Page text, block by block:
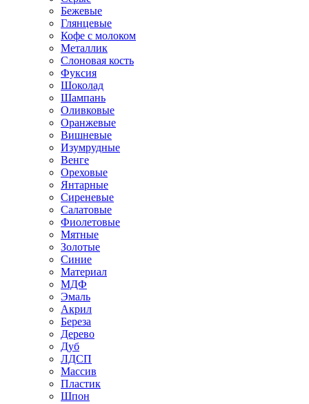
Бежевые
Глянцевые
Кофе с молоком
Металлик
Слоновая кость
Фуксия
Шоколад
Шампань
Оливковые
Оранжевые
Вишневые
Изумрудные
Венге
Ореховые
Янтарные
Сиреневые
Салатовые
Фиолетовые
Мятные
Золотые
Синие
Материал
МДФ
Эмаль
Акрил
Береза
Дерево
Дуб
ЛДСП
Массив
Пластик
Шпон